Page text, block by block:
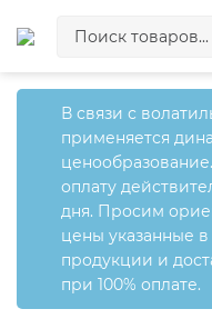
В связи с
применяется
оплату
дня. Просим
цены указанные
продукции и
при 100% оплате.